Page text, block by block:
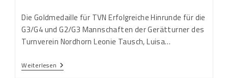
Die Goldmedaille für TVN Erfolgreiche Hinrunde für die
G3/G4 und G2/G3 Mannschaften der Gerätturner des
Turnverein Nordhorn Leonie Tausch, Luisa…
Weiterlesen